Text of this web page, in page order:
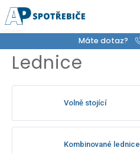
na
obsah
Máte dotaz?
Lednice
Volně stojící
Kombinované lednice